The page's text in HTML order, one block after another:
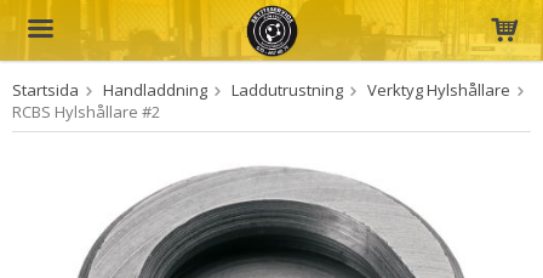
Produkten har blivit tillagd i varukorgen
Startsida Handladdning Laddutrustning
Verktyg Hylshållare
RCBS Hylshållare #2